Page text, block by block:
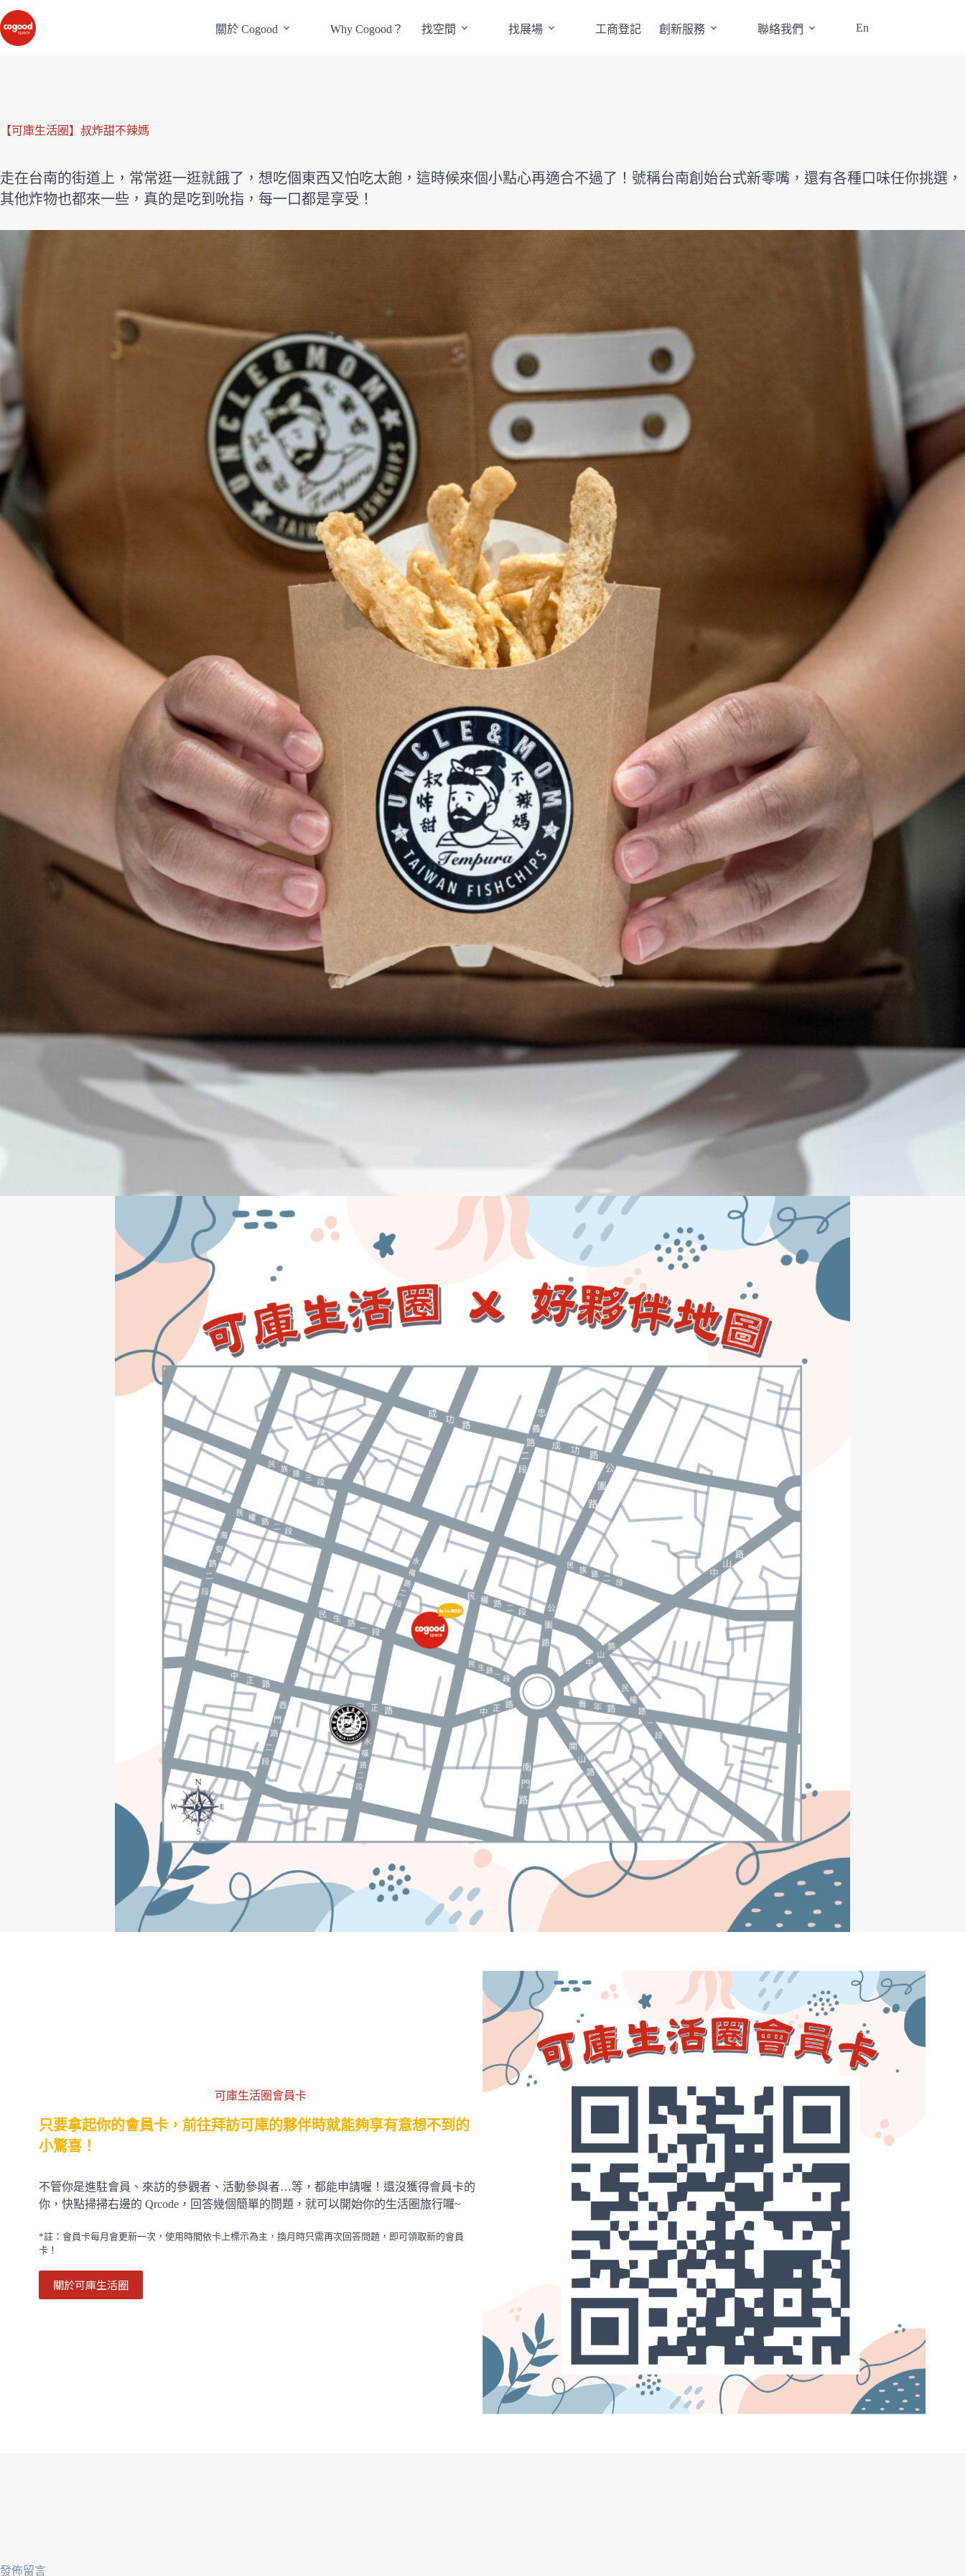
關於 Cogood Why Cogood？ 找空間 找展場 工商登記 創新服務 聯絡我們 En
【可庫生活圈】叔炸甜不辣媽
走在台南的街道上，常常逛一逛就餓了，想吃個東西又怕吃太飽，這時候來個小點心再適合不過了！號稱台南創始台式新零嘴，還有各種口味任你挑選，
其他炸物也都來一些，真的是吃到吮指，每一口都是享受！
可庫生活圈會員卡
只要拿起你的會員卡，前往拜訪可庫的夥伴時就能夠享有意想不到的
小驚喜！
不管你是進駐會員、來訪的參觀者、活動參與者…等，都能申請喔！還沒獲得會員卡的
你，快點掃掃右邊的 Qrcode，回答幾個簡單的問題，就可以開始你的生活圈旅行囉~
*註：會員卡每月會更新一次，使用時間依卡上標示為主，換月時只需再次回答問題，即可領取新的會員
卡！
關於可庫生活圈
發佈留言